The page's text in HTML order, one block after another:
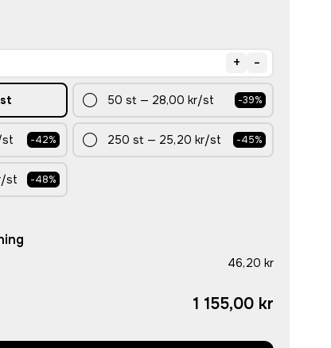
+ -
50 st — 28,00 kr/st -39%
-42% 250 st — 25,20 kr/st -45%
/st -48%
46,20 kr
1 155,00 kr